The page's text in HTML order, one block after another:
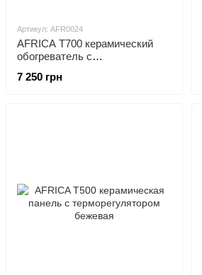
Артикул: AFR0024
AFRICA T700 керамический
обогреватель с
7 250 грн